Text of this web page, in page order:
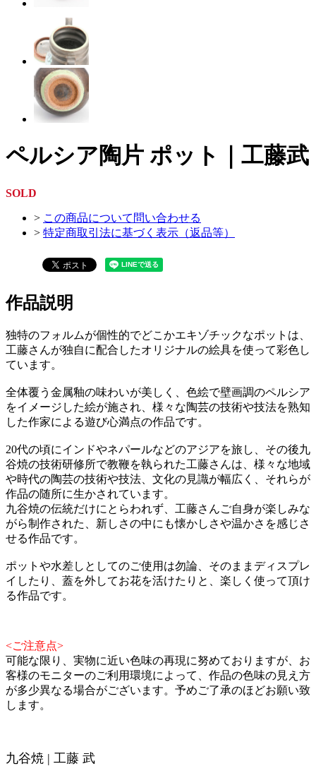
ペルシア陶片 ポット｜工藤武
SOLD
> この商品について問い合わせる
> 特定商取引法に基づく表示（返品等）
作品説明
独特のフォルムが個性的でどこかエキゾチックなポットは、
工藤さんが独自に配合したオリジナルの絵具を使って彩色し
ています。
全体覆う金属釉の味わいが美しく、色絵で壁画調のペルシア
をイメージした絵が施され、様々な陶芸の技術や技法を熟知
した作家による遊び心満点の作品です。
20代の頃にインドやネパールなどのアジアを旅し、その後九
谷焼の技術研修所で教鞭を執られた工藤さんは、様々な地域
や時代の陶芸の技術や技法、文化の見識が幅広く、それらが
作品の随所に生かされています。
九谷焼の伝統だけにとらわれず、工藤さんご自身が楽しみな
がら制作された、新しさの中にも懐かしさや温かさを感じさ
せる作品です。
ポットや水差しとしてのご使用は勿論、そのままディスプレ
イしたり、蓋を外してお花を活けたりと、楽しく使って頂け
る作品です。
<ご注意点>
可能な限り、実物に近い色味の再現に努めておりますが、お
客様のモニターのご利用環境によって、作品の色味の見え方
が多少異なる場合がございます。予めご了承のほどお願い致
します。
九谷焼 | 工藤 武